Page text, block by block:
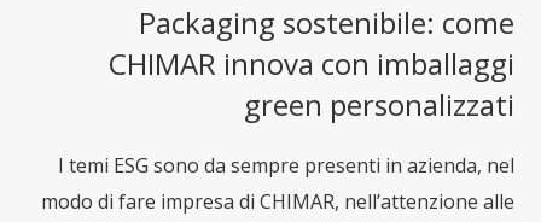
Packaging sostenibile: come
CHIMAR innova con imballaggi
green personalizzati
I temi ESG sono da sempre presenti in azienda, nel
modo di fare impresa di CHIMAR, nell’attenzione alle